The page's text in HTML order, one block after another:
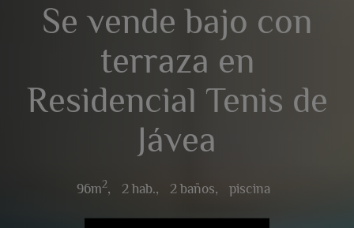
Se vende bajo con
terraza en
Residencial Tenis de
Jávea
96m2, 2 hab., 2 baños, piscina